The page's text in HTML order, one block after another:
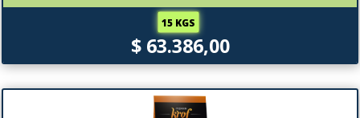
15 KGS
$ 63.386,00